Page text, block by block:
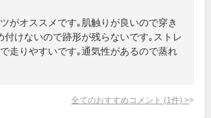
がオススメです｡肌触りが良いので穿き
付けないので跡形が残らないです｡ストレ
走りやすいです｡通気性があるので蒸れ
全てのおすすめコメント (1 件) >